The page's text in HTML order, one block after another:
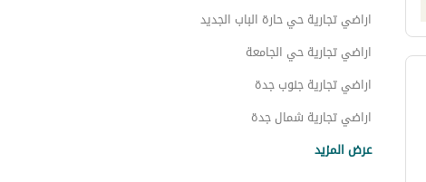
اراضي تجارية حي حارة الباب الجديد
اراضي تجارية حي الجامعة
اراضي تجارية جنوب جدة
اراضي تجارية شمال جدة
عرض المزيد